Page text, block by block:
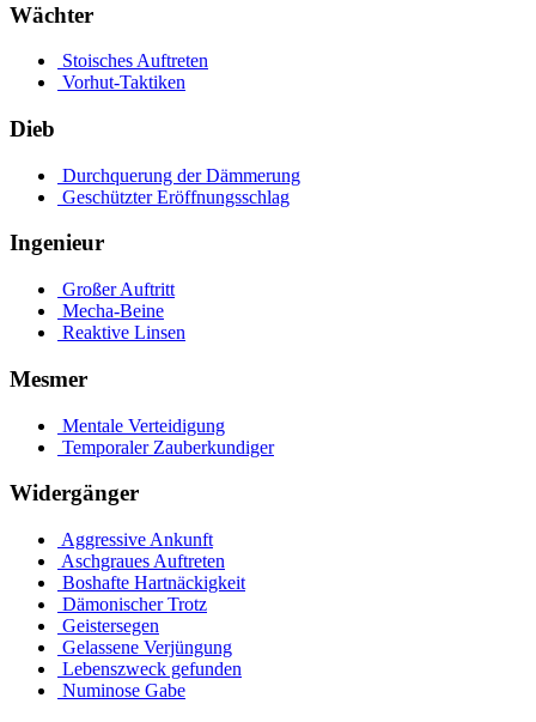
Wächter
Stoisches Auftreten
Vorhut-Taktiken
Dieb
Durchquerung der Dämmerung
Geschützter Eröffnungsschlag
Ingenieur
Großer Auftritt
Mecha-Beine
Reaktive Linsen
Mesmer
Mentale Verteidigung
Temporaler Zauberkundiger
Widergänger
Aggressive Ankunft
Aschgraues Auftreten
Boshafte Hartnäckigkeit
Dämonischer Trotz
Geistersegen
Gelassene Verjüngung
Lebenszweck gefunden
Numinose Gabe